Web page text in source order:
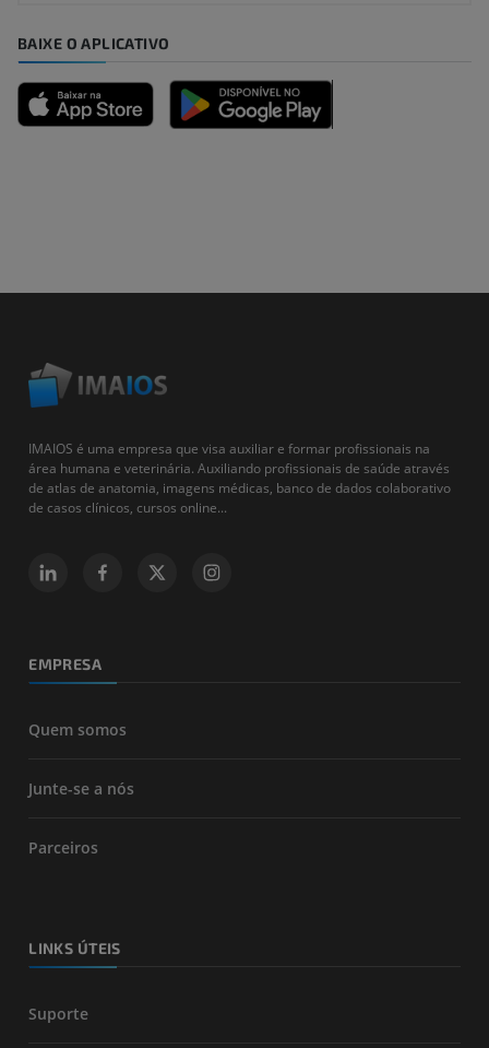
BAIXE O APLICATIVO
IMAIOS é uma empresa que visa auxiliar e formar profissionais na
área humana e veterinária. Auxiliando profissionais de saúde através
de atlas de anatomia, imagens médicas, banco de dados colaborativo
de casos clínicos, cursos online...
EMPRESA
Quem somos
Junte-se a nós
Parceiros
LINKS ÚTEIS
Suporte